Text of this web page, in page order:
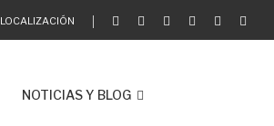
LOCALIZACIÓN
NOTICIAS Y BLOG